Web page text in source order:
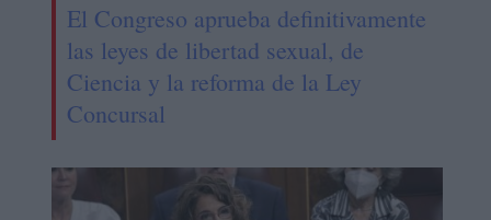
El Congreso aprueba definitivamente
las leyes de libertad sexual, de
Ciencia y la reforma de la Ley
Concursal